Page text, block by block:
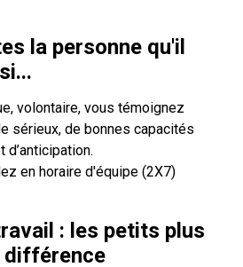
la personne qu'il
volontaire, vous témoignez
sérieux, de bonnes capacités
en horaire d'équipe (2X7)
: les petits plus